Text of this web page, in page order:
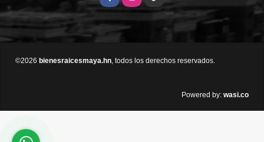
©2026 bienesraicesmaya.hn , todos los derechos reservados.
Powered by: wasi.co